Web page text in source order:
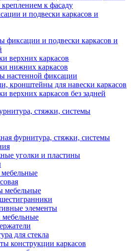
креплением к фасаду
и подвески каркасов и
фиксации и подвески каркасов и
верхних каркасов
нижних каркасов
настенной фиксации
кронштейны для навески каркасов
верхних каркасов без задней
стяжки, системы
фурнитура, стяжки, системы
уголки и пластины
мебельные
элементы
для стекла
конструкции каркасов